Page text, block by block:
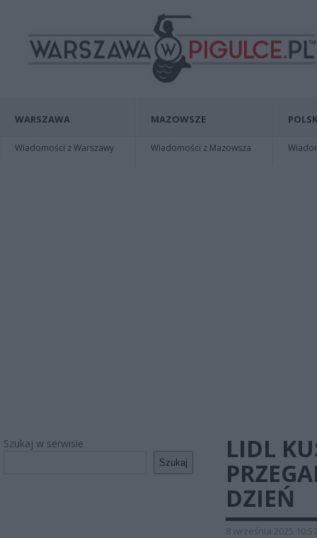
WARSZAWA
Wiadomości z Warszawy
MAZOWSZE
Wiadomości z Mazowsza
Szukaj w serwisie
Szukaj
LIDL
DZIEŃ
8 września 2025 10:57